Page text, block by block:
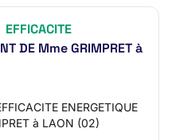
EFFICACITE
DE Mme GRIMPRET à
ENERGETIQUE
à LAON (02)